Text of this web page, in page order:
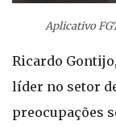
Aplicativo
Ricardo
líder no setor
preocupações